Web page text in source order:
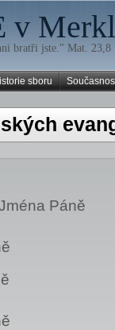
v
bratři jste." Mat. 23,8
sboru
Páně